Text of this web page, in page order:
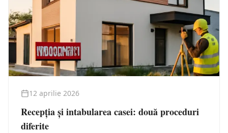
12 aprilie 2026
Recepția și intabularea casei: două proceduri
diferite